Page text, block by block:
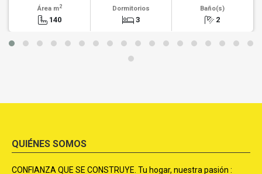
Área m2
140
Dormitorios
3
Baño(s)
2
QUIÉNES SOMOS
CONFIANZA QUE SE CONSTRUYE. Tu hogar, nuestra pasión :